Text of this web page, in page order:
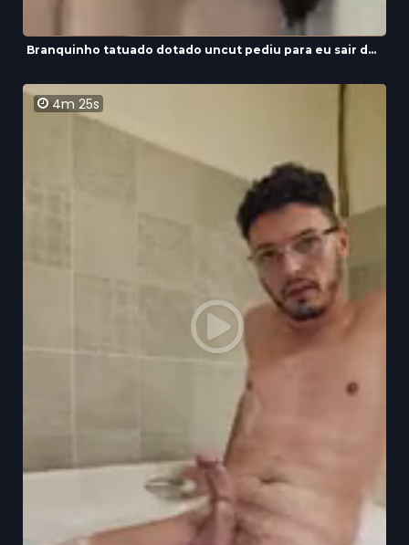
Branquinho tatuado dotado uncut pediu para eu sair d...
4m 25s